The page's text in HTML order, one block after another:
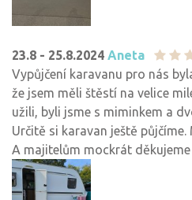
23.8 - 25.8.2024 Aneta
Vypůjčení karavanu pro nás
že jsem měli štěstí na velice
užili, byli jsme s miminkem a
Určitě si karavan ještě
A majitelům mockrát děkujeme